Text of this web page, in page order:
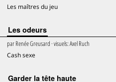
Les maîtres du jeu
Les odeurs
parRenée Greusard · visuels:Axel Ruch
Cash sexe
Garder la tête haute